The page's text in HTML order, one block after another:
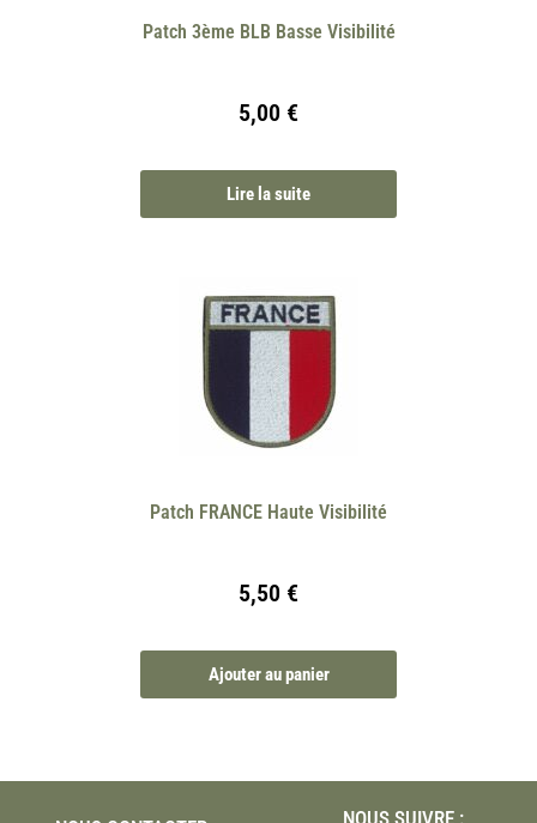
Patch 3ème BLB Basse Visibilité
5,00 €
Lire la suite
Patch FRANCE Haute Visibilité
5,50 €
Ajouter au panier
NOUS SUIVRE :